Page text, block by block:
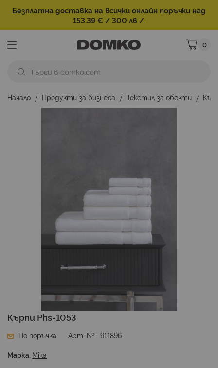
Безплатна доставка на всички онлайн поръчки над
153.39 € / 300 лв /.
Моята
0
Начало Продукти за бизнеса Текстил за обекти
Преминете
началото
галерия
Кърпи Phs-1053
По поръчка Арт. № 911896
Марка: Mika